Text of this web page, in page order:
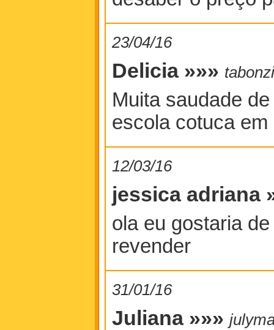
23/04/16
Delicia »»»
Muita saudade
escola cotuca
12/03/16
jessica adriana
ola eu gostaria
revender
31/01/16
Juliana »»»